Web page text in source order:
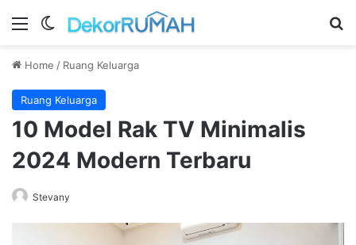
Menu Switch skin
Home / Ruang Keluarga
Ruang Keluarga
10 Model Rak TV Minimalis
2024 Modern Terbaru
Stevany